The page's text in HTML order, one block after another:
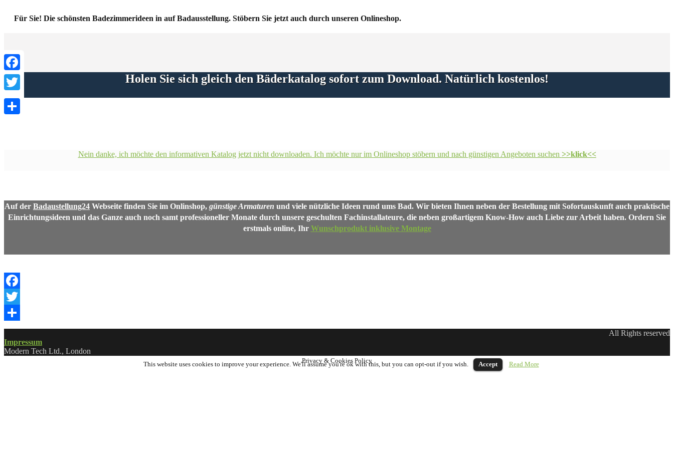
Für Sie! Die schönsten Badezimmerideen in auf Badausstellung. Stöbern Sie jetzt auch durch unseren Onlineshop.
Holen Sie sich gleich den Bäderkatalog sofort zum Download. Natürlich kostenlos!
Nein danke, ich möchte den informativen Katalog jetzt nicht downloaden. Ich möchte nur im Onlineshop stöbern und nach günstigen Angeboten suchen >>klick<<
Auf der Badaustellung24 Webseite finden Sie im Onlinshop, günstige Armaturen und viele nützliche Ideen rund ums Bad. Wir bieten Ihnen neben der Bestellung mit Sofortauskunft auch praktische
Einrichtungsideen und das Ganze auch noch samt professioneller Monate durch unsere geschulten Fachinstallateure, die neben großartigem Know-How auch Liebe zur Arbeit haben. Ordern Sie
erstmals online, Ihr Wunschprodukt inklusive Montage
Facebook
Twitter
Share
All Rights reserved
Impressum
Modern Tech Ltd., London
Facebook
Twitter
This website uses cookies to improve your experience. We'll assume you're ok with this, but you can opt-out if you wish. Accept Read More
Privacy & Cookies Policy